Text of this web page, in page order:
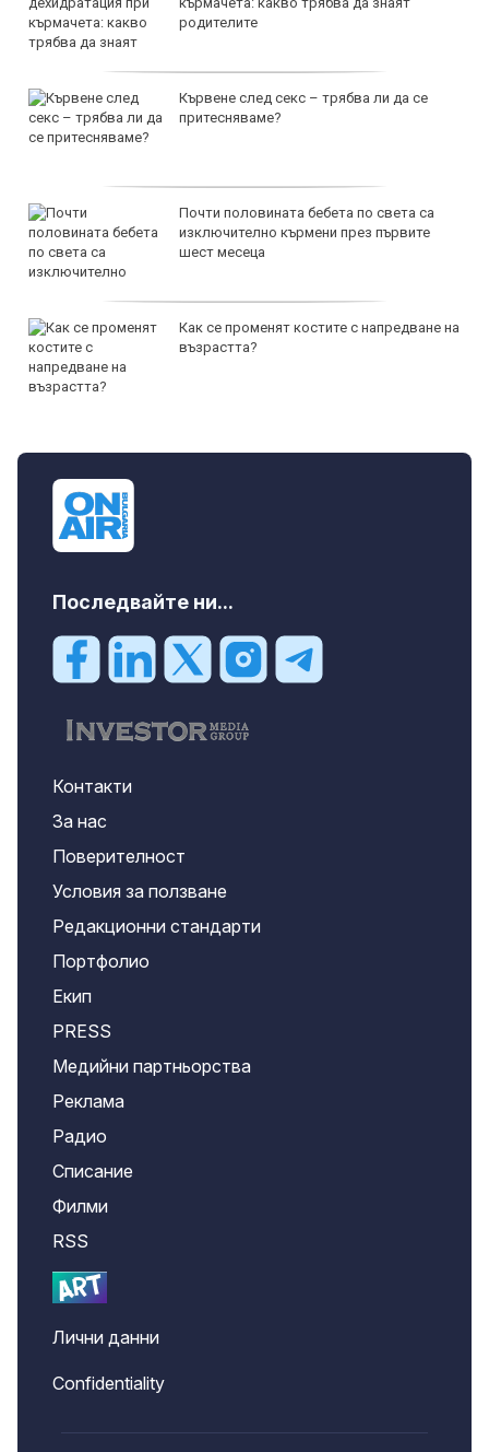
родителите
Кървене след секс – трябва ли да се
притесняваме?
Почти половината бебета по света са
изключително кърмени през първите
шест месеца
Как се променят костите с напредване на
възрастта?
Последвайте ни...
Контакти
За нас
Поверителност
Условия за ползване
Редакционни стандарти
Портфолио
Екип
PRESS
Медийни партньорства
Реклама
Радио
Списание
Филми
RSS
Лични данни
Confidentiality